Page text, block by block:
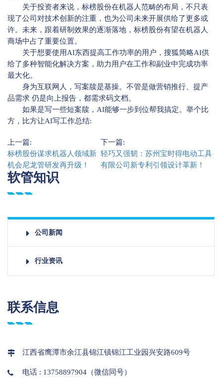
关于投资者来说，标榜股份在机器人范畴的布局，不只表
现了公司对技术创新的注重，也为公司未来开展供给了更多或
许。未来，跟着研制效果的逐渐落地，标榜股份有望在机器人
商场中占了重要位置。
关于想要使用AI东西提高工作功率的用户，搜狐简略AI供
给了多种智能化解决方案，助力用户在工作和副业中完成功率
最大化。
身为互联网人，写案牍是基操。不管是做营销推行、提产
品需求 仍是向上报告，都需求码文档。
如果是写一些短案牍，AI能够一步到位帮我搞定。举个比
方，比方让AI写工作总结:
上一篇:
标榜股份谋求机器人领域新
机会尼龙管研发再升级！
下一篇:
轻巧又强韧：苏州宝时得电动工具
有限公司新专利引领设计革新！
软管知识
公司新闻
行业资讯
联系信息
江西省鹰潭市余江县锦江镇锦江工业园兴安路609号
电话 : 13758897904（微信同号）